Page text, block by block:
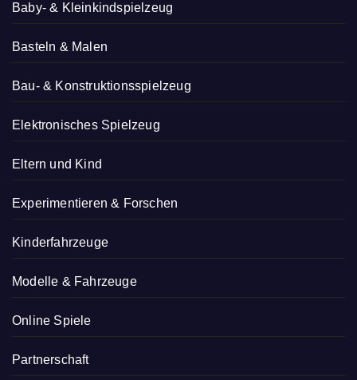
Baby- & Kleinkindspielzeug
Basteln & Malen
Bau- & Konstruktionsspielzeug
Elektronisches Spielzeug
Eltern und Kind
Experimentieren & Forschen
Kinderfahrzeuge
Modelle & Fahrzeuge
Online Spiele
Partnerschaft